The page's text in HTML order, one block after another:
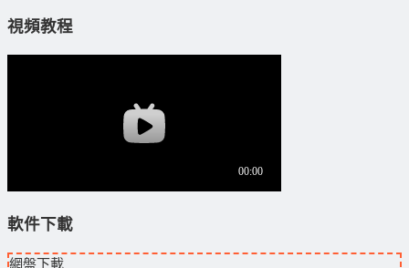
視頻教程
軟件下載
網盤下載